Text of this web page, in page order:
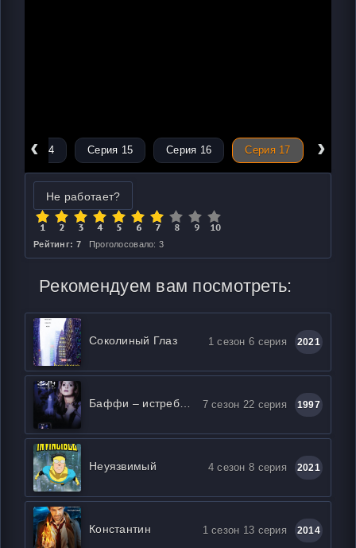
‹
Серия 14 Серия 15 Серия 16 Серия 17 ›
Не работает?
Рейтинг: 7 Проголосовало: 3
Рекомендуем вам посмотреть:
Соколиный Глаз 1 сезон 6 серия 2021
Баффи – истребительница вампиров 7 сезон 22 серия 1997
Неуязвимый 4 сезон 8 серия 2021
Константин 1 сезон 13 серия 2014